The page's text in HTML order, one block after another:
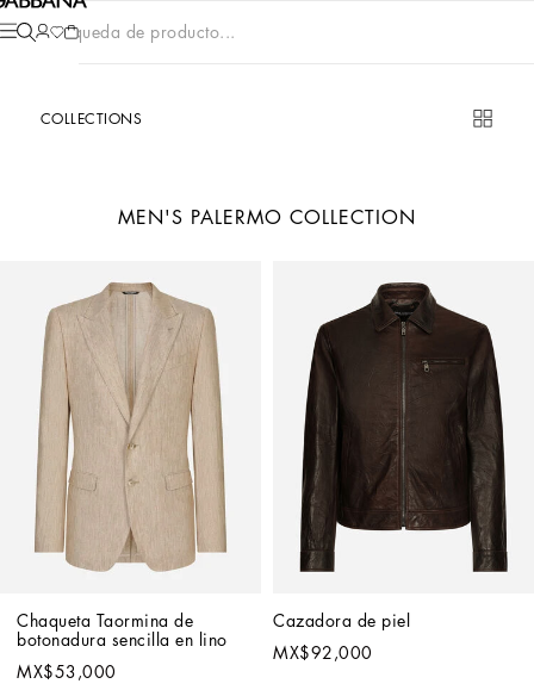
Búsqueda de producto...
COLLECTIONS
MEN'S PALERMO COLLECTION
Chaqueta Taormina de
botonadura sencilla en lino
MX$53,000
Cazadora de piel
MX$92,000